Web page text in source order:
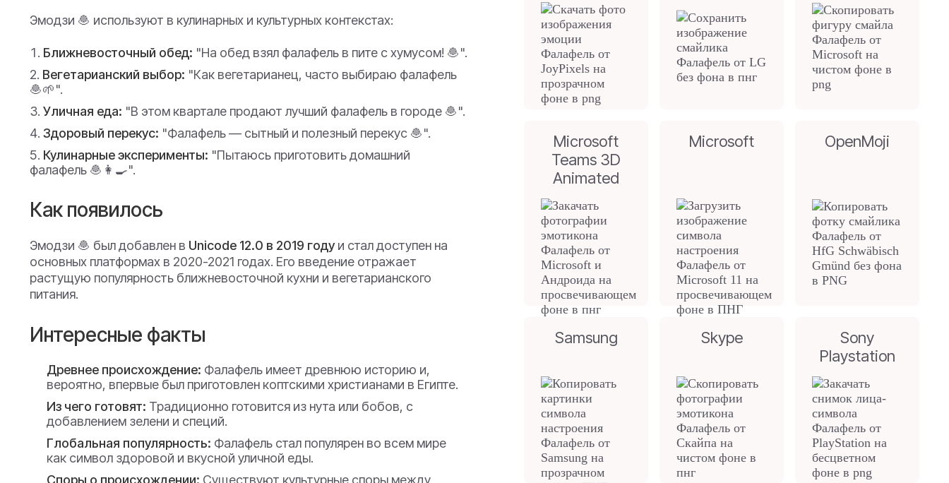
Эмодзи 🧆 используют в кулинарных и культурных контекстах:
Ближневосточный обед: "На обед взял фалафель в пите с хумусом! 🧆".
Вегетарианский выбор: "Как вегетарианец, часто выбираю фалафель
🧆🌱".
Уличная еда: "В этом квартале продают лучший фалафель в городе 🧆".
Здоровый перекус: "Фалафель — сытный и полезный перекус 🧆".
Кулинарные эксперименты: "Пытаюсь приготовить домашний
фалафель 🧆👩‍🍳".
Как появилось
Эмодзи 🧆 был добавлен в Unicode 12.0 в 2019 году и стал доступен на
основных платформах в 2020-2021 годах. Его введение отражает
растущую популярность ближневосточной кухни и вегетарианского
питания.
Интересные факты
Древнее происхождение: Фалафель имеет древнюю историю и,
вероятно, впервые был приготовлен коптскими христианами в Египте.
Из чего готовят: Традиционно готовится из нута или бобов, с
добавлением зелени и специй.
Глобальная популярность: Фалафель стал популярен во всем мире
как символ здоровой и вкусной уличной еды.
Споры о происхождении: Существуют культурные споры между
Microsoft
Teams 3D
Animated
Microsoft OpenMoji
Samsung Skype
Sony
Playstation